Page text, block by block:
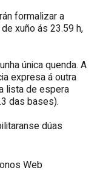
formalizar a
xuño ás 23.59 h,
única quenda. A
expresa á outra
lista de espera
das bases).
dúas
Web